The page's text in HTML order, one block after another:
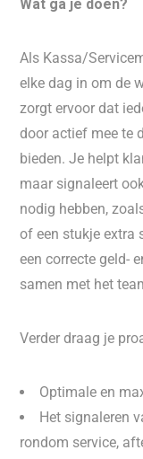
Wat ga je doen?
Als Kassa/
elke dag in om de
zorgt ervoor dat
door actief mee te
bieden. Je helpt
maar signaleert
nodig hebben,
of een stukje extra
een correcte geld-
samen met het
Verder draag je
Optimale en
Het signaleren
rondom service,